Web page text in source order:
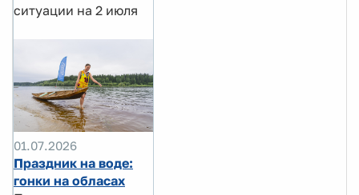
ситуации на 2 июля
01.07.2026
Праздник на воде:
гонки на обласах